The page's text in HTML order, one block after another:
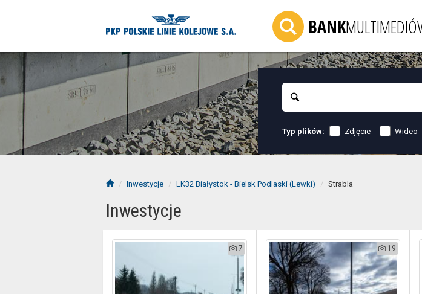
BANK
Typ plików: Zdjęcie Wideo
Inwestycje LK32 Białystok - Bielsk Podlaski (Lewki) Strabla
Inwestycje
7 19